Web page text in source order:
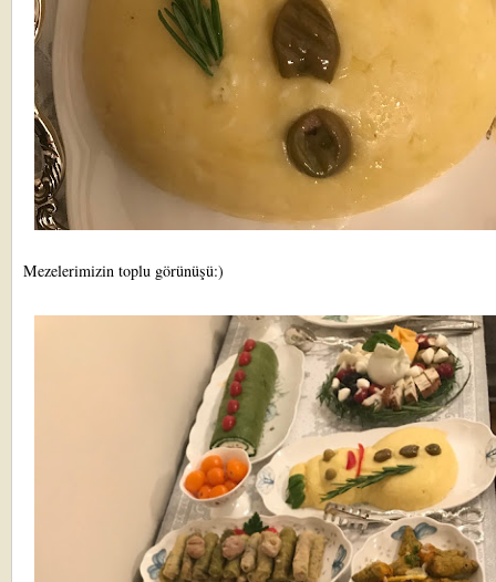
Mezelerimizin toplu görünüşü:)